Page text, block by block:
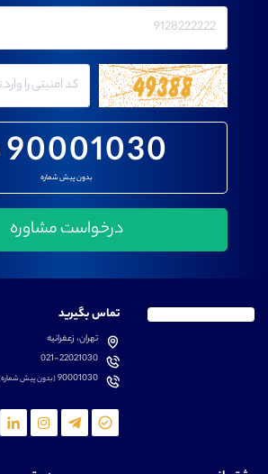
90001030
بدون پیش شماره
تماس بگیرید
تهران، زعفرانیه
021-22021030
90001030(بدون پیش